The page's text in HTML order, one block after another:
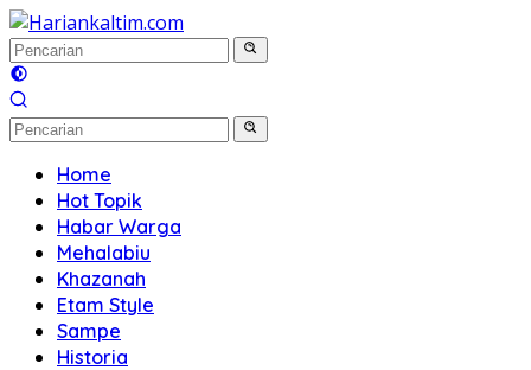
Langsung
ke
konten
Home
Hot Topik
Habar Warga
Mehalabiu
Khazanah
Etam Style
Sampe
Historia